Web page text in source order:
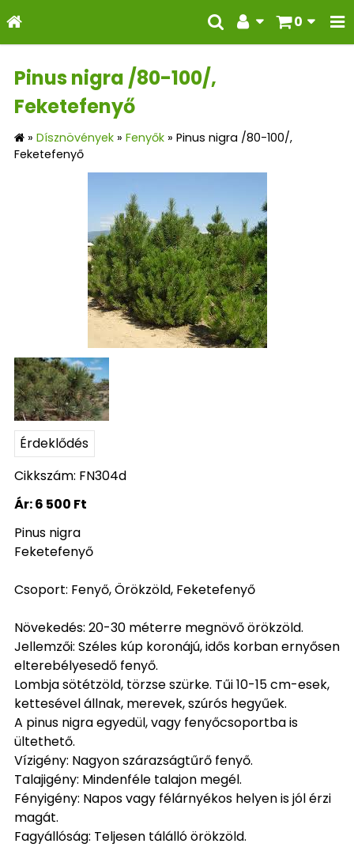
0
Pinus nigra /80-100/,
Feketefenyő
» Dísznövények » Fenyők » Pinus nigra /80-100/,
Feketefenyő
Érdeklődés
Cikkszám: FN304d
Ár:6 500 Ft
Pinus nigra
Feketefenyő
Csoport: Fenyő, Örökzöld, Feketefenyő
Növekedés: 20-30 méterre megnövő örökzöld.
Jellemzői: Széles kúp koronájú, idős korban ernyősen
elterebélyesedő fenyő.
Lombja sötétzöld, törzse szürke. Tűi 10-15 cm-esek,
kettesével állnak, merevek, szúrós hegyűek.
A pinus nigra egyedül, vagy fenyőcsoportba is
ültethető.
Vízigény: Nagyon szárazságtűrő fenyő.
Talajigény: Mindenféle talajon megél.
Fényigény: Napos vagy félárnyékos helyen is jól érzi
magát.
Fagyállóság: Teljesen tálálló örökzöld.